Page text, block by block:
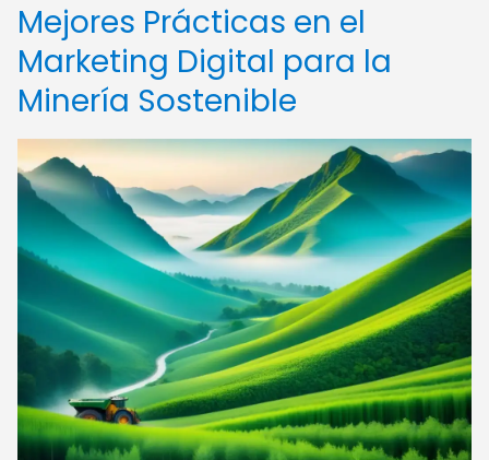
Mejores Prácticas en el
Marketing Digital para la
Minería Sostenible